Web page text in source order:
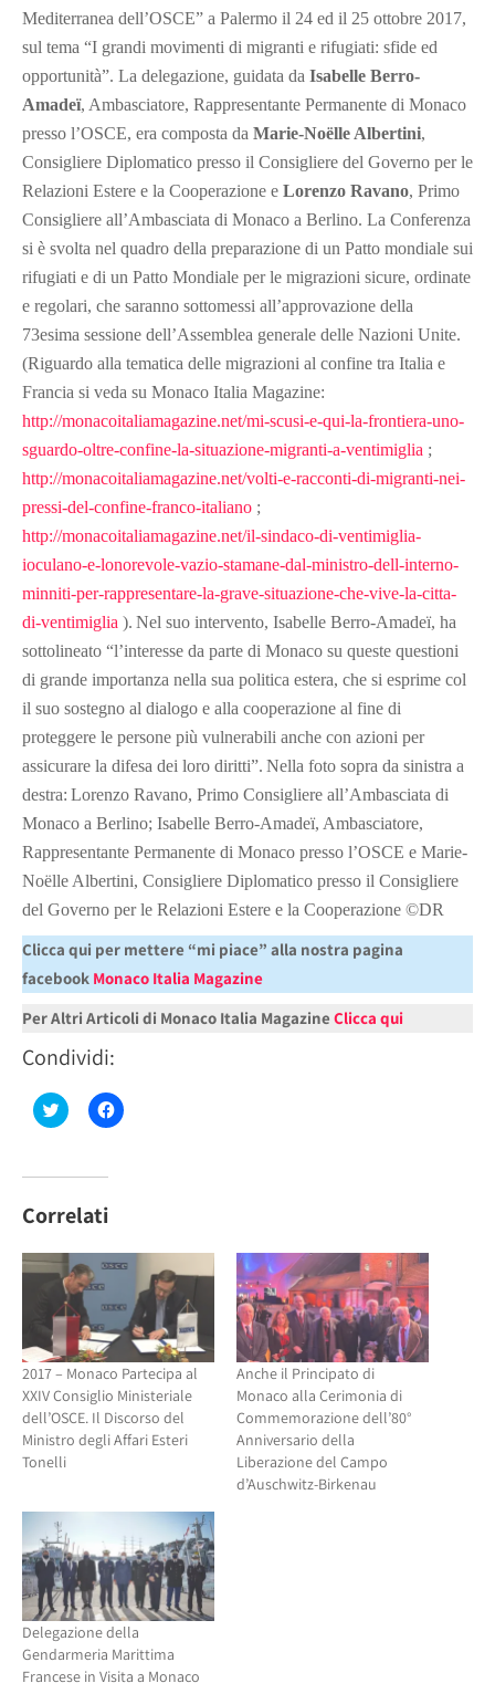
Mediterranea dell’OSCE” a Palermo il 24 ed il 25 ottobre 2017,
sul tema “I grandi movimenti di migranti e rifugiati: sfide ed
opportunità”. La delegazione, guidata da Isabelle Berro-
Amadeï, Ambasciatore, Rappresentante Permanente di Monaco
presso l’OSCE, era composta da Marie-Noëlle Albertini,
Consigliere Diplomatico presso il Consigliere del Governo per le
Relazioni Estere e la Cooperazione e Lorenzo Ravano, Primo
Consigliere all’Ambasciata di Monaco a Berlino. La Conferenza
si è svolta nel quadro della preparazione di un Patto mondiale sui
rifugiati e di un Patto Mondiale per le migrazioni sicure, ordinate
e regolari, che saranno sottomessi all’approvazione della
73esima sessione dell’Assemblea generale delle Nazioni Unite.
(Riguardo alla tematica delle migrazioni al confine tra Italia e
Francia si veda su Monaco Italia Magazine:
http://monacoitaliamagazine.net/mi-scusi-e-qui-la-frontiera-uno-
sguardo-oltre-confine-la-situazione-migranti-a-ventimiglia ;
http://monacoitaliamagazine.net/volti-e-racconti-di-migranti-nei-
pressi-del-confine-franco-italiano ;
http://monacoitaliamagazine.net/il-sindaco-di-ventimiglia-
ioculano-e-lonorevole-vazio-stamane-dal-ministro-dell-interno-
minniti-per-rappresentare-la-grave-situazione-che-vive-la-citta-
di-ventimiglia ). Nel suo intervento, Isabelle Berro-Amadeï, ha
sottolineato “l’interesse da parte di Monaco su queste questioni
di grande importanza nella sua politica estera, che si esprime col
il suo sostegno al dialogo e alla cooperazione al fine di
proteggere le persone più vulnerabili anche con azioni per
assicurare la difesa dei loro diritti”. Nella foto sopra da sinistra a
destra: Lorenzo Ravano, Primo Consigliere all’Ambasciata di
Monaco a Berlino; Isabelle Berro-Amadeï, Ambasciatore,
Rappresentante Permanente di Monaco presso l’OSCE e Marie-
Noëlle Albertini, Consigliere Diplomatico presso il Consigliere
del Governo per le Relazioni Estere e la Cooperazione ©DR
Clicca qui per mettere “mi piace” alla nostra pagina
facebook Monaco Italia Magazine
Per Altri Articoli di Monaco Italia Magazine Clicca qui
Condividi:
Fai
clic
su
apre
una
nuova
finestra)
Fai
clic
nuova
finestra)
Correlati
2017 – Monaco Partecipa al
XXIV Consiglio Ministeriale
dell’OSCE. Il Discorso del
Ministro degli Affari Esteri
Tonelli
Anche il Principato di
Monaco alla Cerimonia di
Commemorazione dell’80°
Anniversario della
Liberazione del Campo
d’Auschwitz-Birkenau
Delegazione della
Gendarmeria Marittima
Francese in Visita a Monaco